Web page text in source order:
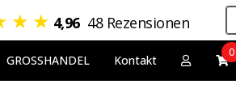
★ ★ 4,96 48 Rezensionen
GROSSHANDEL Kontakt
0